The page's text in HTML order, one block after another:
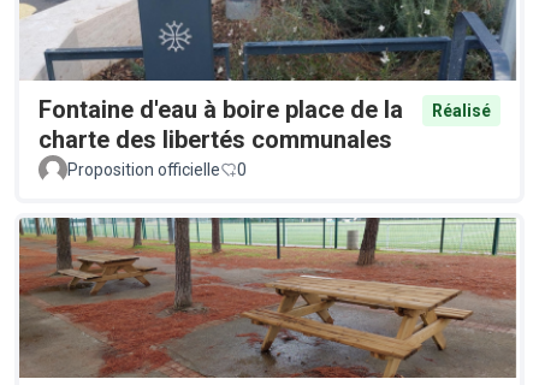
Fontaine d'eau à boire place de la
charte des libertés communales
Réalisé
Proposition officielle 0